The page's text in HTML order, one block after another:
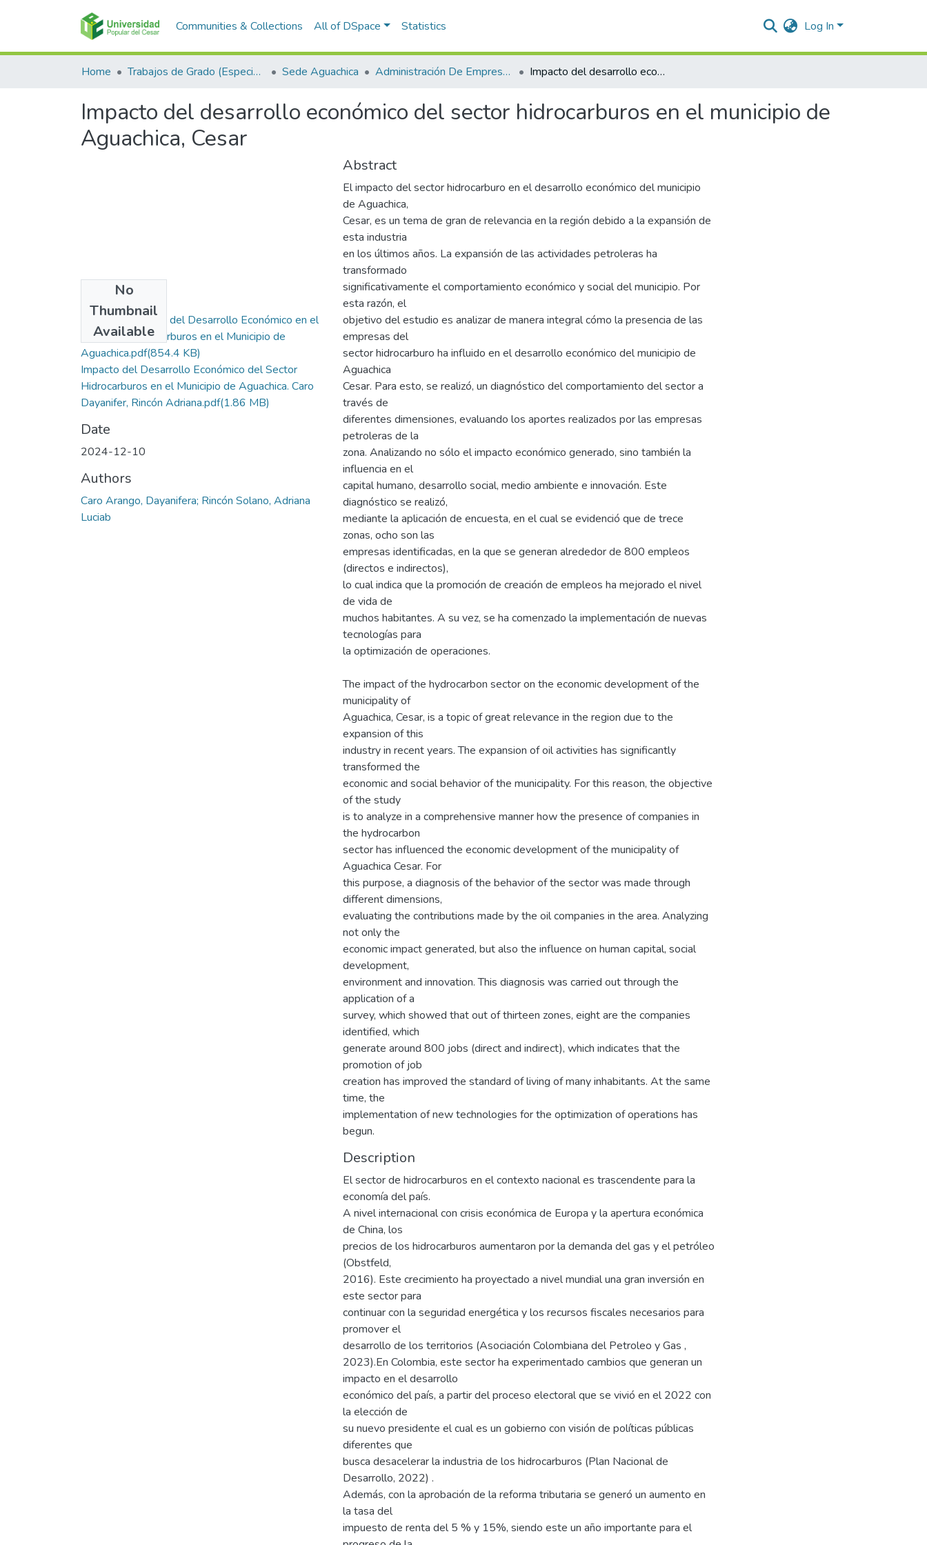
Communities & Collections All of DSpace Statistics Log In
Home Trabajos de Grado (Especializaciones y Pregrados) Sede Aguachica Administración De Empresas Impacto del desarrollo económico del sector hidrocarburos en el municipio de Aguachica, Cesar
Impacto del desarrollo económico del sector hidrocarburos en el municipio de
Aguachica, Cesar
No
Thumbnail
Available
Artículo - Impacto del Desarrollo Económico en el
Sector de Hidrocarburos en el Municipio de
Aguachica.pdf(854.4 KB)
Impacto del Desarrollo Económico del Sector
Hidrocarburos en el Municipio de Aguachica. Caro
Dayanifer, Rincón Adriana.pdf(1.86 MB)
Date
2024-12-10
Authors
Caro Arango, Dayanifera; Rincón Solano, Adriana
Luciab
Abstract
El impacto del sector hidrocarburo en el desarrollo económico del municipio
de Aguachica,
Cesar, es un tema de gran de relevancia en la región debido a la expansión de
esta industria
en los últimos años. La expansión de las actividades petroleras ha
transformado
significativamente el comportamiento económico y social del municipio. Por
esta razón, el
objetivo del estudio es analizar de manera integral cómo la presencia de las
empresas del
sector hidrocarburo ha influido en el desarrollo económico del municipio de
Aguachica
Cesar. Para esto, se realizó, un diagnóstico del comportamiento del sector a
través de
diferentes dimensiones, evaluando los aportes realizados por las empresas
petroleras de la
zona. Analizando no sólo el impacto económico generado, sino también la
influencia en el
capital humano, desarrollo social, medio ambiente e innovación. Este
diagnóstico se realizó,
mediante la aplicación de encuesta, en el cual se evidenció que de trece
zonas, ocho son las
empresas identificadas, en la que se generan alrededor de 800 empleos
(directos e indirectos),
lo cual indica que la promoción de creación de empleos ha mejorado el nivel
de vida de
muchos habitantes. A su vez, se ha comenzado la implementación de nuevas
tecnologías para
la optimización de operaciones.
The impact of the hydrocarbon sector on the economic development of the
municipality of
Aguachica, Cesar, is a topic of great relevance in the region due to the
expansion of this
industry in recent years. The expansion of oil activities has significantly
transformed the
economic and social behavior of the municipality. For this reason, the objective
of the study
is to analyze in a comprehensive manner how the presence of companies in
the hydrocarbon
sector has influenced the economic development of the municipality of
Aguachica Cesar. For
this purpose, a diagnosis of the behavior of the sector was made through
different dimensions,
evaluating the contributions made by the oil companies in the area. Analyzing
not only the
economic impact generated, but also the influence on human capital, social
development,
environment and innovation. This diagnosis was carried out through the
application of a
survey, which showed that out of thirteen zones, eight are the companies
identified, which
generate around 800 jobs (direct and indirect), which indicates that the
promotion of job
creation has improved the standard of living of many inhabitants. At the same
time, the
implementation of new technologies for the optimization of operations has
begun.
Description
El sector de hidrocarburos en el contexto nacional es trascendente para la
economía del país.
A nivel internacional con crisis económica de Europa y la apertura económica
de China, los
precios de los hidrocarburos aumentaron por la demanda del gas y el petróleo
(Obstfeld,
2016). Este crecimiento ha proyectado a nivel mundial una gran inversión en
este sector para
continuar con la seguridad energética y los recursos fiscales necesarios para
promover el
desarrollo de los territorios (Asociación Colombiana del Petroleo y Gas ,
2023).En Colombia, este sector ha experimentado cambios que generan un
impacto en el desarrollo
económico del país, a partir del proceso electoral que se vivió en el 2022 con
la elección de
su nuevo presidente el cual es un gobierno con visión de políticas públicas
diferentes que
busca desacelerar la industria de los hidrocarburos (Plan Nacional de
Desarrollo, 2022) .
Además, con la aprobación de la reforma tributaria se generó un aumento en
la tasa del
impuesto de renta del 5 % y 15%, siendo este un año importante para el